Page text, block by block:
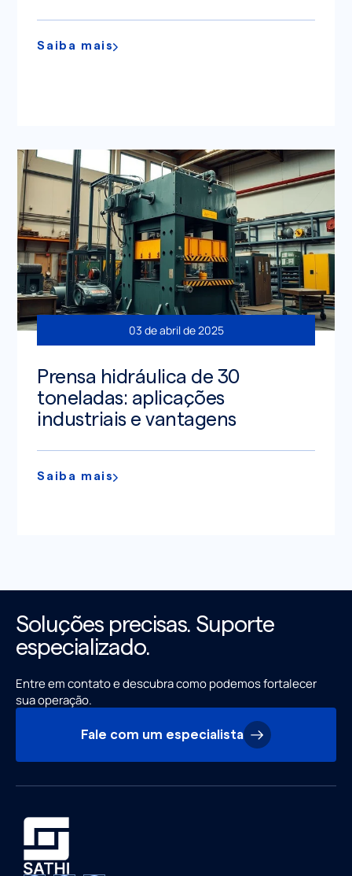
Saiba mais
03 de abril de 2025
Prensa hidráulica de 30
toneladas: aplicações
industriais e vantagens
Saiba mais
Soluções precisas. Suporte
especializado.
Entre em contato e descubra como podemos fortalecer
sua operação.
Fale com um especialista